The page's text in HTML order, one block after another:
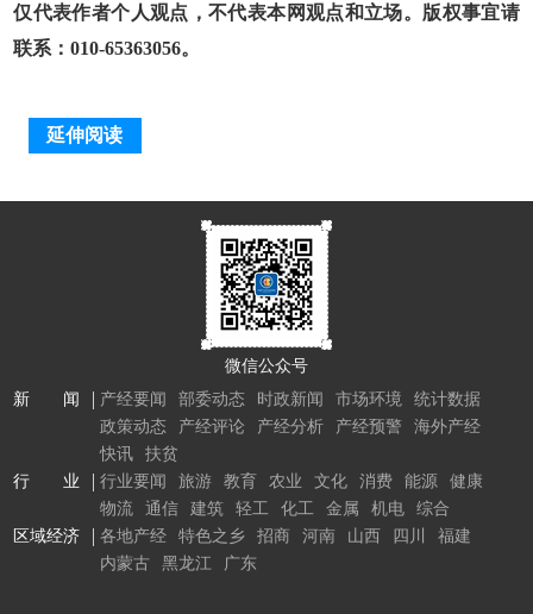
仅代表作者个人观点，不代表本网观点和立场。版权事宜请
联系：010-65363056。
延伸阅读
微信公众号
新 闻
产经要闻 部委动态 时政新闻 市场环境
统计数据
政策动态
产经评论 产经分析 产经预警
海外产经
快讯
扶贫
行 业
行业要闻 旅游 教育 农业 文化 消费 能源
健康
物流
通信 建筑 轻工 化工 金属 机电
综合
区域经济
各地产经 特色之乡 招商 河南 山西 四川
福建
内蒙古
黑龙江 广东